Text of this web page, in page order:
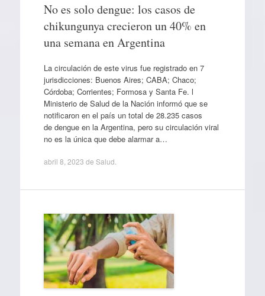
No es solo dengue: los casos de
chikungunya crecieron un 40% en
una semana en Argentina
La circulación de este virus fue registrado en 7
jurisdicciones: Buenos Aires; CABA; Chaco;
Córdoba; Corrientes; Formosa y Santa Fe. l
Ministerio de Salud de la Nación informó que se
notificaron en el país un total de 28.235 casos
de dengue en la Argentina, pero su circulación viral
no es la única que debe alarmar a…
abril 8, 2023 de Salud